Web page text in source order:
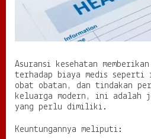
Asuransi kesehatan
terhadap biaya medis seperti
obat obatan, dan tindakan
keluarga modern, ini adalah
yang perlu dimiliki.
Keuntungannya meliputi: